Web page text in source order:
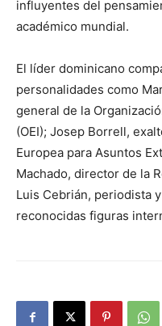
influyentes del
académico mundial.
El líder dominicano
personalidades como
general de la
(OEI); Josep Borrell,
Europea para Asuntos
Machado, director de la
Luis Cebrián, periodista
reconocidas figuras